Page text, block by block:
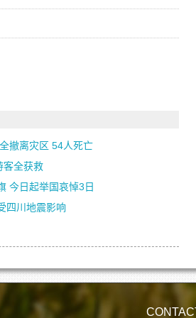
撤离灾区 54人死亡
客全获救
今日起举国哀悼3日
四川地震影响